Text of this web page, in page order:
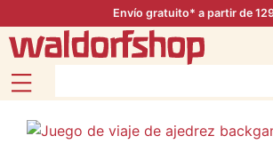
Envío gratuito* a partir de